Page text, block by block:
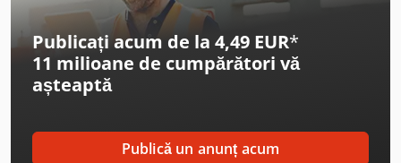
Fiat Fiorino
Fiat Scudo
Ford Ranger
Ford Tourneo
Publicați acum de la 4,49 EUR*
11 milioane de cumpărători vă
așteaptă
Publică un anunț acum